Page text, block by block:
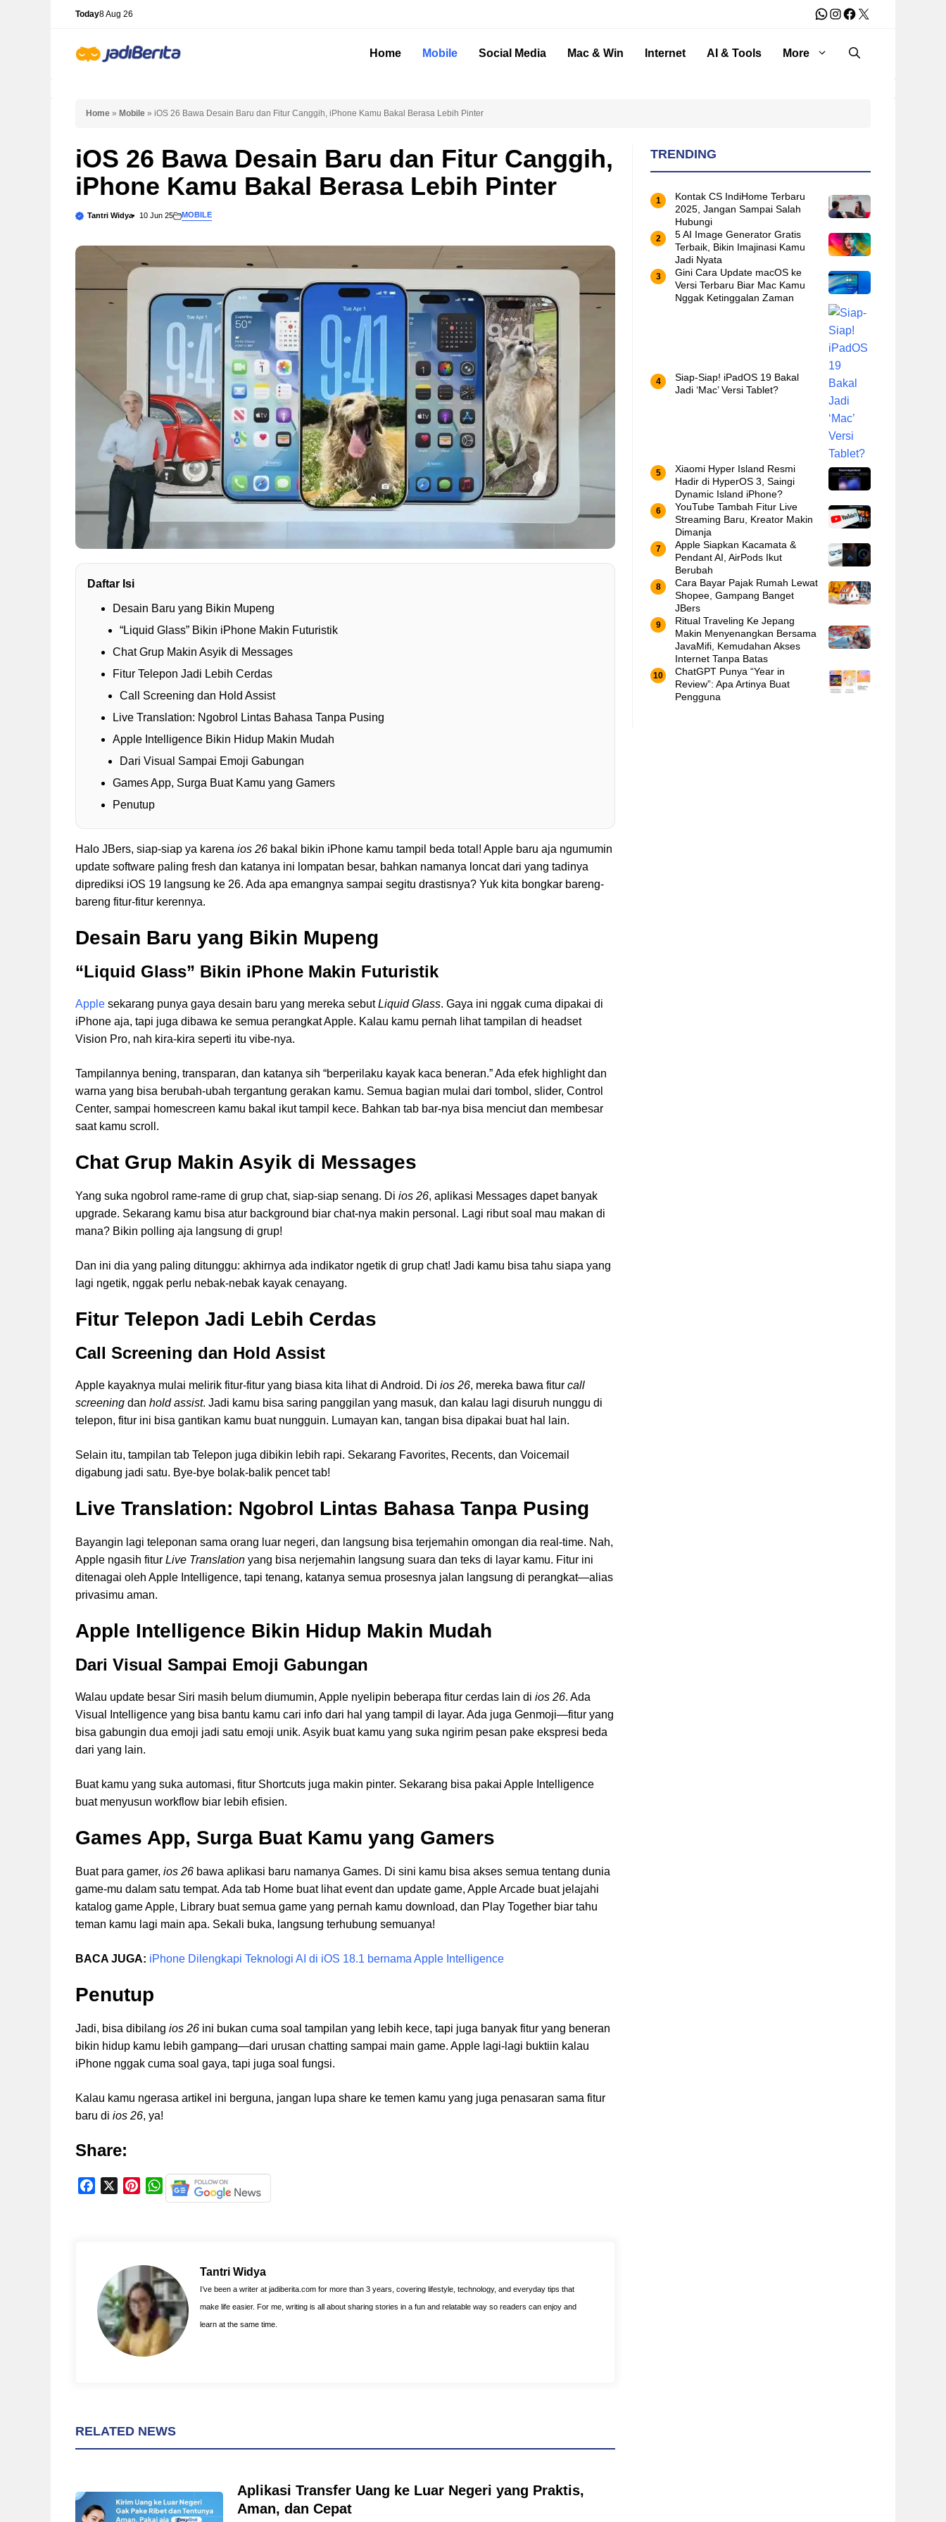
Today8 Aug 26 WhatsApp
Instagram
Facebook
X
Home Mobile Social Media Mac & Win Internet AI & Tools More
Home » Mobile » iOS 26 Bawa Desain Baru dan Fitur Canggih, iPhone Kamu Bakal Berasa Lebih Pinter
iOS 26 Bawa Desain Baru dan Fitur Canggih,
iPhone Kamu Bakal Berasa Lebih Pinter
Tantri Widya 10 Jun 25 MOBILE
Daftar Isi
Desain Baru yang Bikin Mupeng
“Liquid Glass” Bikin iPhone Makin Futuristik
Chat Grup Makin Asyik di Messages
Fitur Telepon Jadi Lebih Cerdas
Call Screening dan Hold Assist
Live Translation: Ngobrol Lintas Bahasa Tanpa Pusing
Apple Intelligence Bikin Hidup Makin Mudah
Dari Visual Sampai Emoji Gabungan
Games App, Surga Buat Kamu yang Gamers
Penutup
Halo JBers, siap-siap ya karena ios 26 bakal bikin iPhone kamu tampil beda total! Apple baru aja ngumumin
update software paling fresh dan katanya ini lompatan besar, bahkan namanya loncat dari yang tadinya
diprediksi iOS 19 langsung ke 26. Ada apa emangnya sampai segitu drastisnya? Yuk kita bongkar bareng-
bareng fitur-fitur kerennya.
Desain Baru yang Bikin Mupeng
“Liquid Glass” Bikin iPhone Makin Futuristik
Apple sekarang punya gaya desain baru yang mereka sebutLiquid Glass. Gaya ini nggak cuma dipakai di
iPhone aja, tapi juga dibawa ke semua perangkat Apple. Kalau kamu pernah lihat tampilan di headset
Vision Pro, nah kira-kira seperti itu vibe-nya.
Tampilannya bening, transparan, dan katanya sih “berperilaku kayak kaca beneran.” Ada efek highlight dan
warna yang bisa berubah-ubah tergantung gerakan kamu. Semua bagian mulai dari tombol, slider, Control
Center, sampai homescreen kamu bakal ikut tampil kece. Bahkan tab bar-nya bisa menciut dan membesar
saat kamu scroll.
Chat Grup Makin Asyik di Messages
Yang suka ngobrol rame-rame di grup chat, siap-siap senang. Di ios 26, aplikasi Messages dapet banyak
upgrade. Sekarang kamu bisa atur background biar chat-nya makin personal. Lagi ribut soal mau makan di
mana? Bikin polling aja langsung di grup!
Dan ini dia yang paling ditunggu: akhirnya ada indikator ngetik di grup chat! Jadi kamu bisa tahu siapa yang
lagi ngetik, nggak perlu nebak-nebak kayak cenayang.
Fitur Telepon Jadi Lebih Cerdas
Call Screening dan Hold Assist
Apple kayaknya mulai melirik fitur-fitur yang biasa kita lihat di Android. Di ios 26, mereka bawa fitur call
screening dan hold assist. Jadi kamu bisa saring panggilan yang masuk, dan kalau lagi disuruh nunggu di
telepon, fitur ini bisa gantikan kamu buat nungguin. Lumayan kan, tangan bisa dipakai buat hal lain.
Selain itu, tampilan tab Telepon juga dibikin lebih rapi. Sekarang Favorites, Recents, dan Voicemail
digabung jadi satu. Bye-bye bolak-balik pencet tab!
Live Translation: Ngobrol Lintas Bahasa Tanpa Pusing
Bayangin lagi teleponan sama orang luar negeri, dan langsung bisa terjemahin omongan dia real-time. Nah,
Apple ngasih fitur Live Translation yang bisa nerjemahin langsung suara dan teks di layar kamu. Fitur ini
ditenagai oleh Apple Intelligence, tapi tenang, katanya semua prosesnya jalan langsung di perangkat—alias
privasimu aman.
Apple Intelligence Bikin Hidup Makin Mudah
Dari Visual Sampai Emoji Gabungan
Walau update besar Siri masih belum diumumin, Apple nyelipin beberapa fitur cerdas lain di ios 26. Ada
Visual Intelligence yang bisa bantu kamu cari info dari hal yang tampil di layar. Ada juga Genmoji—fitur yang
bisa gabungin dua emoji jadi satu emoji unik. Asyik buat kamu yang suka ngirim pesan pake ekspresi beda
dari yang lain.
Buat kamu yang suka automasi, fitur Shortcuts juga makin pinter. Sekarang bisa pakai Apple Intelligence
buat menyusun workflow biar lebih efisien.
Games App, Surga Buat Kamu yang Gamers
Buat para gamer, ios 26 bawa aplikasi baru namanya Games. Di sini kamu bisa akses semua tentang dunia
game-mu dalam satu tempat. Ada tab Home buat lihat event dan update game, Apple Arcade buat jelajahi
katalog game Apple, Library buat semua game yang pernah kamu download, dan Play Together biar tahu
teman kamu lagi main apa. Sekali buka, langsung terhubung semuanya!
BACA JUGA: iPhone Dilengkapi Teknologi AI di iOS 18.1 bernama Apple Intelligence
Penutup
Jadi, bisa dibilang ios 26 ini bukan cuma soal tampilan yang lebih kece, tapi juga banyak fitur yang beneran
bikin hidup kamu lebih gampang—dari urusan chatting sampai main game. Apple lagi-lagi buktiin kalau
iPhone nggak cuma soal gaya, tapi juga soal fungsi.
Kalau kamu ngerasa artikel ini berguna, jangan lupa share ke temen kamu yang juga penasaran sama fitur
baru di ios 26, ya!
Share:
k
e
s
t
W
h
A
p
p
Tantri Widya
I’ve been a writer at jadiberita.com for more than 3 years, covering lifestyle, technology, and everyday tips that
make life easier. For me, writing is all about sharing stories in a fun and relatable way so readers can enjoy and
learn at the same time.
RELATED NEWS
Aplikasi Transfer Uang ke Luar Negeri yang Praktis,
Aman, dan Cepat
TRENDING
Kontak CS IndiHome Terbaru
2025, Jangan Sampai Salah
Hubungi
5 AI Image Generator Gratis
Terbaik, Bikin Imajinasi Kamu
Jadi Nyata
Gini Cara Update macOS ke
Versi Terbaru Biar Mac Kamu
Nggak Ketinggalan Zaman
Siap-Siap! iPadOS 19 Bakal
Jadi ‘Mac’ Versi Tablet?
Xiaomi Hyper Island Resmi
Hadir di HyperOS 3, Saingi
Dynamic Island iPhone?
YouTube Tambah Fitur Live
Streaming Baru, Kreator Makin
Dimanja
Apple Siapkan Kacamata &
Pendant AI, AirPods Ikut
Berubah
Cara Bayar Pajak Rumah Lewat
Shopee, Gampang Banget
JBers
Ritual Traveling Ke Jepang
Makin Menyenangkan Bersama
JavaMifi, Kemudahan Akses
Internet Tanpa Batas
ChatGPT Punya “Year in
Review”: Apa Artinya Buat
Pengguna